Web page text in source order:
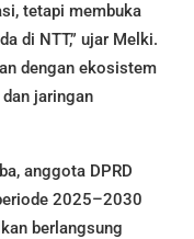
tetapi membuka
di NTT,” ujar Melki.
dengan ekosistem
jaringan
anggota DPRD
2025–2030
berlangsung